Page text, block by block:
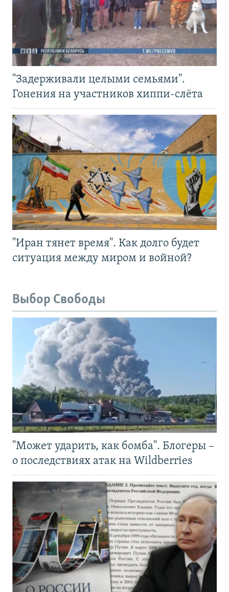
"Задерживали целыми семьями".
Гонения на участников хиппи-слёта
"Иран тянет время". Как долго будет
ситуация между миром и войной?
Выбор Свободы
"Может ударить, как бомба". Блогеры –
о последствиях атак на Wildberries